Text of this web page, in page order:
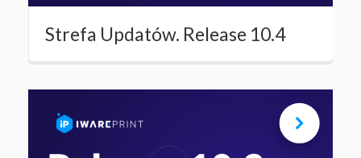
Strefa Updatów. Release 10.4